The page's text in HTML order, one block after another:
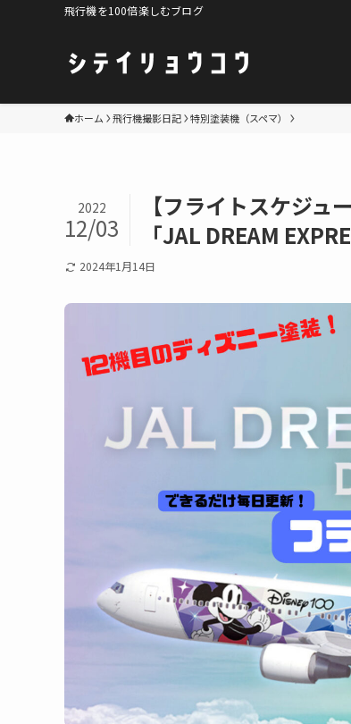
飛行機を100倍楽しむブログ
ホーム 飛行機撮影日記 特別塗装機（スペマ）
【フライトスケジ
「JAL DREAM
2022
12/03
2024年1月14日